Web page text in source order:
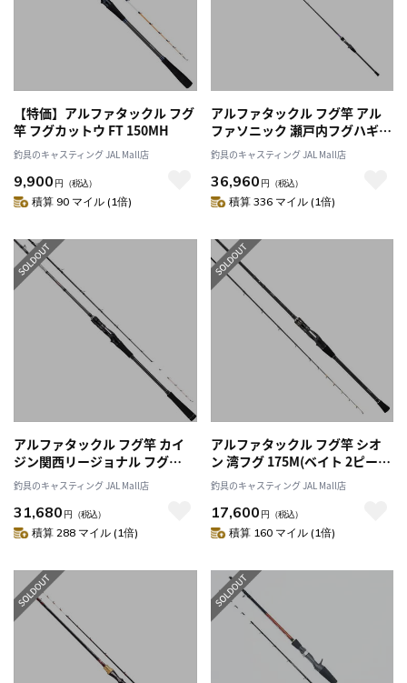
【特価】アルファタックル フグ
竿 フグカットウ FT 150MH
釣具のキャスティング JAL Mall店
9,900 円 （税込）
積算 90 マイル (1倍)
アルファタックル フグ竿 アル
ファソニック 瀬戸内フグハギ
165L(ベイト/2ピース(ティップ
脱着式))
釣具のキャスティング JAL Mall店
36,960 円 （税込）
積算 336 マイル (1倍)
アルファタックル フグ竿 カイ
ジン関西リージョナル フグ
180H
釣具のキャスティング JAL Mall店
31,680 円 （税込）
積算 288 マイル (1倍)
アルファタックル フグ竿 シオ
ン 湾フグ 175M(ベイト 2ピー
ス)
釣具のキャスティング JAL Mall店
17,600 円 （税込）
積算 160 マイル (1倍)